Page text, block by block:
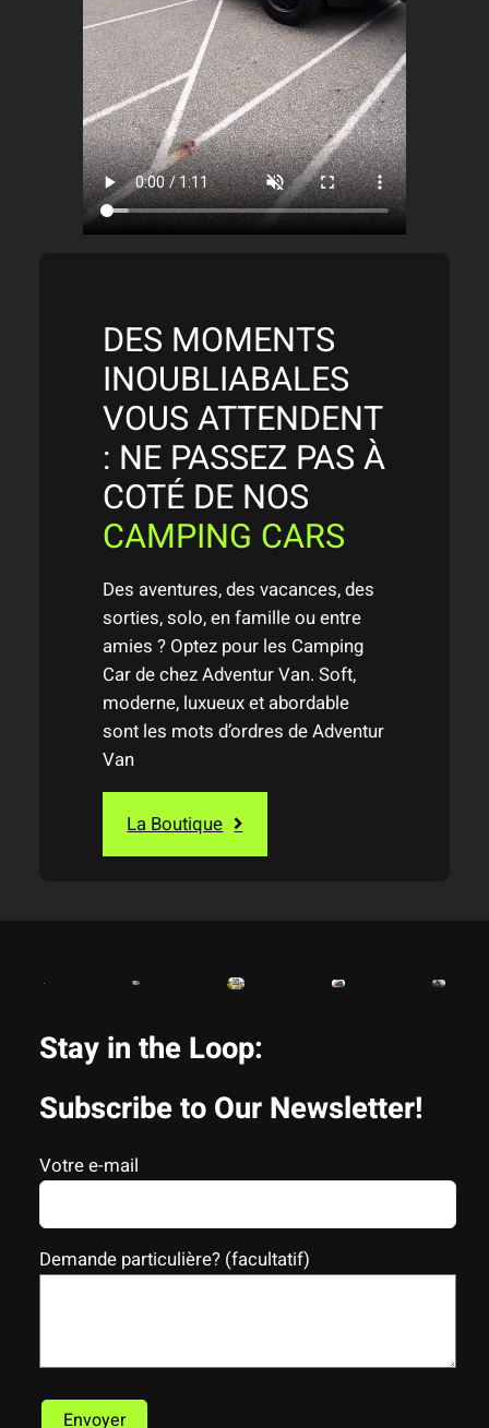
DES MOMENTS
INOUBLIABALES
VOUS ATTENDENT
: NE PASSEZ PAS À
COTÉ DE NOS
CAMPING CARS
Des aventures, des vacances, des
sorties, solo, en famille ou entre
amies ? Optez pour les Camping
Car de chez Adventur Van. Soft,
moderne, luxueux et abordable
sont les mots d’ordres de Adventur
Van
La Boutique
Stay in the Loop:
Subscribe to Our Newsletter!
Votre e-mail
Demande particulière? (facultatif)